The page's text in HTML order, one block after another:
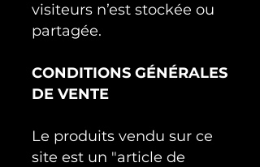
visiteurs n’est stockée ou
partagée.
CONDITIONS GÉNÉRALES
DE VENTE
Le produits vendu sur ce
site est un "article de